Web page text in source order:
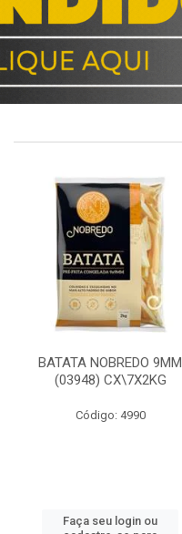
BATATA NOBREDO 9MM
(03948) CX\7X2KG
Código: 4990
Faça seu login ou